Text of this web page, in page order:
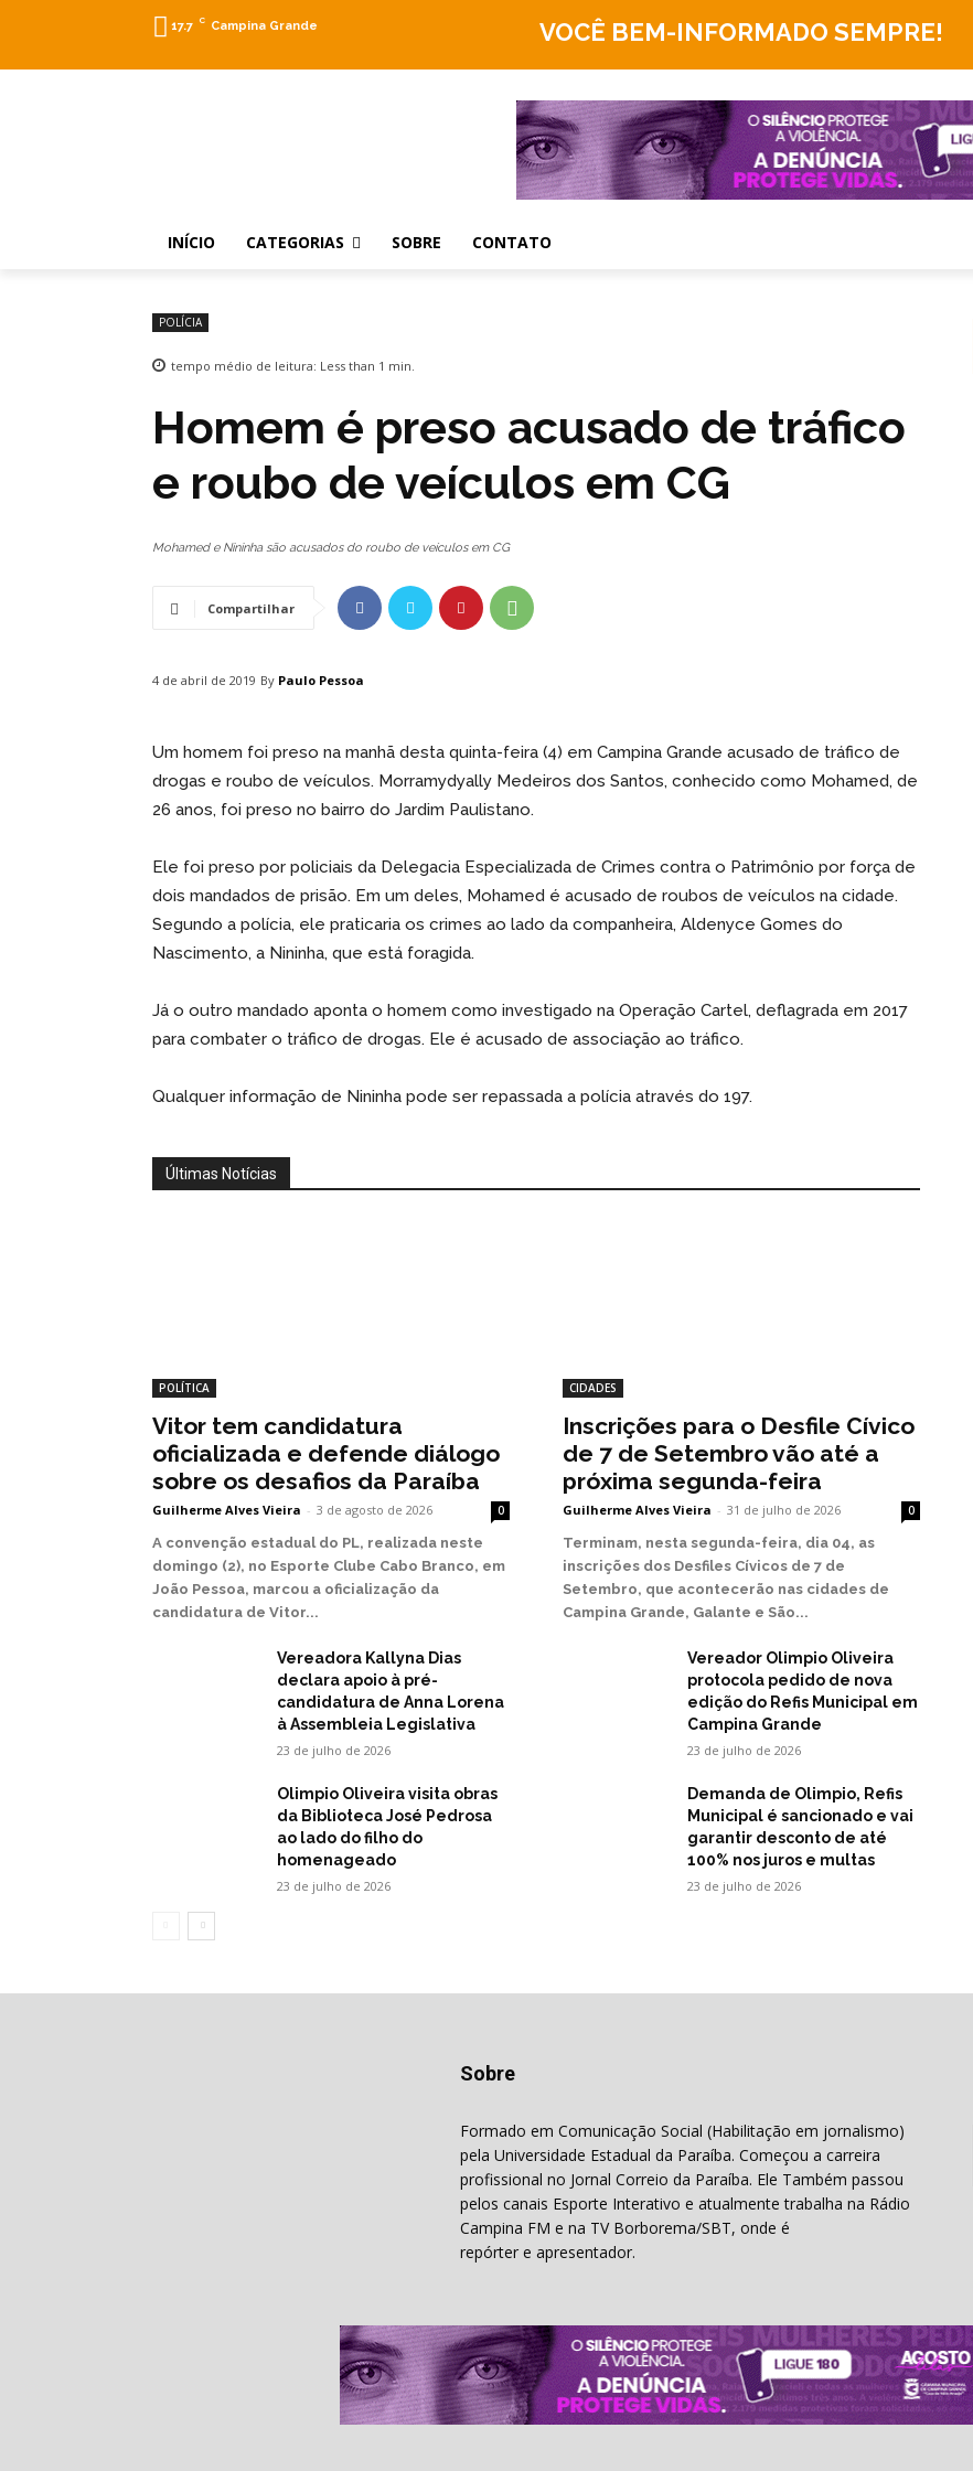
17.7 C Campina Grande VOCÊ BEM-INFORMADO SEMPRE!
INÍCIO CATEGORIAS SOBRE CONTATO
POLÍCIA
tempo médio de leitura: Less than 1 min.
Homem é preso acusado de tráfico
e roubo de veículos em CG
Mohamed e Nininha são acusados do roubo de veículos em CG
Compartilhar
4 de abril de 2019 By Paulo Pessoa
Um homem foi preso na manhã desta quinta-feira (4) em Campina Grande acusado de tráfico de
drogas e roubo de veículos. Morramydyally Medeiros dos Santos, conhecido como Mohamed, de
26 anos, foi preso no bairro do Jardim Paulistano.
Ele foi preso por policiais da Delegacia Especializada de Crimes contra o Patrimônio por força de
dois mandados de prisão. Em um deles, Mohamed é acusado de roubos de veículos na cidade.
Segundo a polícia, ele praticaria os crimes ao lado da companheira, Aldenyce Gomes do
Nascimento, a Nininha, que está foragida.
Já o outro mandado aponta o homem como investigado na Operação Cartel, deflagrada em 2017
para combater o tráfico de drogas. Ele é acusado de associação ao tráfico.
Qualquer informação de Nininha pode ser repassada a polícia através do 197.
Últimas Notícias
POLÍTICA
Vitor tem candidatura
oficializada e defende diálogo
sobre os desafios da Paraíba
Guilherme Alves Vieira - 3 de agosto de 2026 0
A convenção estadual do PL, realizada neste
domingo (2), no Esporte Clube Cabo Branco, em
João Pessoa, marcou a oficialização da
candidatura de Vitor...
CIDADES
Inscrições para o Desfile Cívico
de 7 de Setembro vão até a
próxima segunda-feira
Guilherme Alves Vieira - 31 de julho de 2026 0
Terminam, nesta segunda-feira, dia 04, as
inscrições dos Desfiles Cívicos de 7 de
Setembro, que acontecerão nas cidades de
Campina Grande, Galante e São...
Vereadora Kallyna Dias
declara apoio à pré-
candidatura de Anna Lorena
à Assembleia Legislativa
23 de julho de 2026
Vereador Olimpio Oliveira
protocola pedido de nova
edição do Refis Municipal em
Campina Grande
23 de julho de 2026
Olimpio Oliveira visita obras
da Biblioteca José Pedrosa
ao lado do filho do
homenageado
23 de julho de 2026
Demanda de Olimpio, Refis
Municipal é sancionado e vai
garantir desconto de até
100% nos juros e multas
23 de julho de 2026
Sobre
Formado em Comunicação Social (Habilitação em jornalismo)
pela Universidade Estadual da Paraíba. Começou a carreira
profissional no Jornal Correio da Paraíba. Ele Também passou
pelos canais Esporte Interativo e atualmente trabalha na Rádio
Campina FM e na TV Borborema/SBT, onde é
repórter e apresentador.